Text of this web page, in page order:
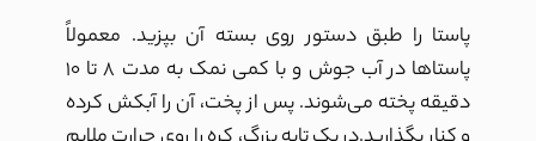
پاستا را طبق دستور روی بسته آن بپزید. معمولاً
پاستاها در آب جوش و با کمی نمک به مدت ۸ تا ۱۰
دقیقه پخته می‌شوند. پس از پخت، آن را آبکش کرده